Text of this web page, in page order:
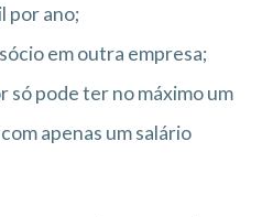
por ano;
em outra empresa;
só pode ter no máximo um
apenas um salário